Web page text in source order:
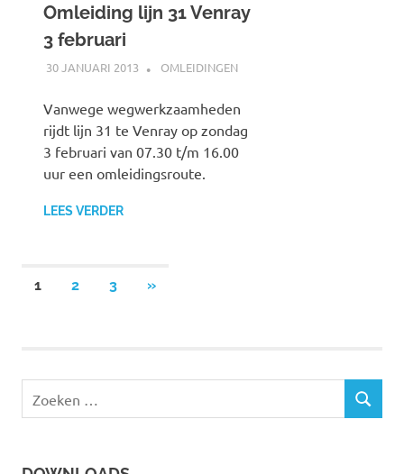
Omleiding lijn 31 Venray
3 februari
30 JANUARI 2013 JOHAN
OMLEIDINGEN
Vanwege wegwerkzaamheden
rijdt lijn 31 te Venray op zondag
3 februari van 07.30 t/m 16.00
uur een omleidingsroute.
LEES VERDER
1 2 3
VOLGENDE
»
Z